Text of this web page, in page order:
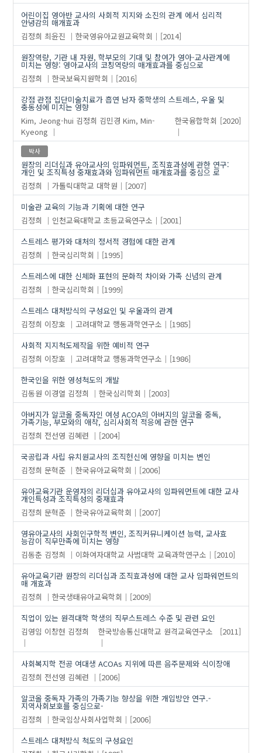
어린이집 영아반 교사의 사회적 지지와 소진의 관계 에서 심리적
안녕감의 매개효과
김정희 최윤진 한국영유아교원교육학회
[2014]
원장역량, 기관 내 자원, 학부모의 기대 및 참여가 영아-교사관계에
미치는 영향: 영아교사의 코칭역량의 매개효과를 중심으로
김정희
한국보육지원학회
[2016]
강점 관점 집단미술치료가 흡연 남자 중학생의 스트레스, 우울 및
충동성에 미치는 영향
Kim, Jeong-hui 김정희 김민경 Kim, Min-
Kyeong
한국융합학회 [2020]
박사
원장의 리더십과 유아교사의 임파워먼트, 조직효과성에 관한 연구:
개인 및 조직특성 중재효과와 임파워먼트 매개효과를 중심으 로
김정희
가톨릭대학교 대학원
[2007]
미술관 교육의 기능과 기획에 대한 연구
김정희
인천교육대학교 초등교육연구소
[2001]
스트레스 평가와 대처의 정서적 경험에 대한 관계
김정희
한국심리학회
[1995]
스트레스에 대한 신체화 표현의 문화적 차이와 가족 신념의 관계
김정희
한국심리학회
[1999]
스트레스 대처방식의 구성요인 및 우울과의 관계
김정희 이장호 고려대학교 행동과학연구소
[1985]
사회적 지지척도제작을 위한 예비적 연구
김정희 이장호 고려대학교 행동과학연구소
[1986]
한국인을 위한 영성척도의 개발
김동원 이경열 김정희 한국심리학회
[2003]
아버지가 알코올 중독자인 여성 ACOA의 아버지의 알코올 중독,
가족기능, 부모와의 애착, 심리사회적 적응에 관한 연구
김정희 전선영 김혜련
[2004]
국공립과 사립 유치원교사의 조직헌신에 영향을 미치는 변인
김정희 문혁준 한국유아교육학회
[2006]
유아교육기관 운영자의 리더십과 유아교사의 임파워먼트에 대한 교사
개인특성과 조직특성의 중재효과
김정희 문혁준 한국유아교육학회
[2007]
영유아교사의 사회인구학적 변인, 조직커뮤니케이션 능력, 교사효
능감이 직무만족에 미치는 영향
김동춘 김정희 이화여자대학교 사범대학 교육과학연구소
[2010]
유아교육기관 원장의 리더십과 조직효과성에 대한 교사 임파워먼트의
매 개효과
김정희
한국생태유아교육학회
[2009]
직업이 있는 원격대학 학생의 직무스트레스 수준 및 관련 요인
김영임 이창현 김정희 한국방송통신대학교 원격교육연구소 [2011]
사회복지학 전공 여대생 ACOAs 지위에 따른 음주문제와 식이장애
김정희 전선영 김혜련
[2006]
알코올 중독자 가족의 가족기능 향상을 위한 개입방안 연구.-
지역사회보호를 중심으로-
김정희
한국임상사회사업학회
[2006]
스트레스 대처방식 척도의 구성요인